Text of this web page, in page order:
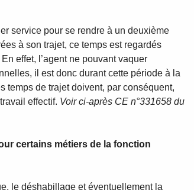
service pour se rendre à un deuxième
à son trajet, ce temps est regardés
effet, l’agent ne pouvant vaquer
il est donc durant cette période à la
temps de trajet doivent, par conséquent,
effectif. Voir ci-après CE n°331658 du
certains métiers de la fonction
le déshabillage et éventuellement la